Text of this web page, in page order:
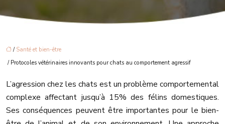
/ Santé et bien-être
/ Protocoles vétérinaires innovants pour chats au comportement agressif
L’agression chez les chats est un problème comportemental
complexe affectant jusqu’à 15% des félins domestiques.
Ses conséquences peuvent être importantes pour le bien-